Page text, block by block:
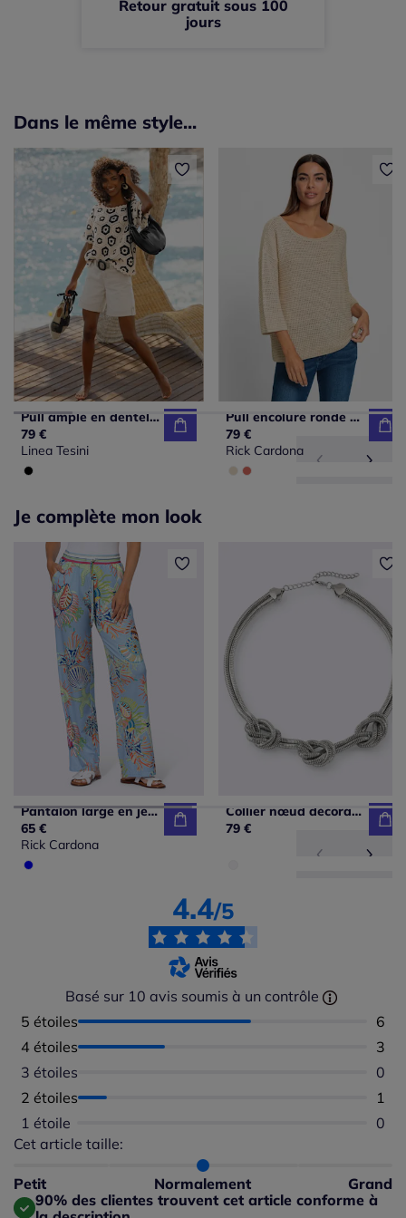
Retour gratuit sous 100
jours
Dans le même style...
Pull ample en dentelle fleuri avec encolure ronde et manches courtes
79 €
Linea Tesini
Pull encolure ronde en tricot léger structuré avec fentes
79 €
Rick Cardona
Je complète mon look
Pantalon large en jersey avec motif exclusif coloré
65 €
Rick Cardona
Collier nœud décoratif tendance
79 €
4.4/5
Basé sur 10 avis soumis à un contrôle
5 étoiles
6
4 étoiles
3
3 étoiles
0
2 étoiles
1
1 étoile
0
Cet article taille:
Petit Normalement Grand
Répartition du taillant selon les avis clients
Taille normalement : 100%
Taille grand : 0%
90% des clientes trouvent cet article conforme à